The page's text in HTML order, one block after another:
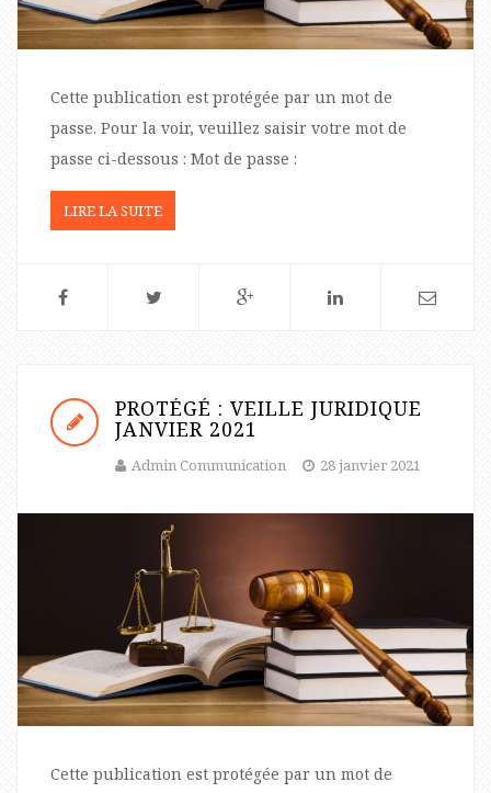
Cette publication est protégée par un mot de
passe. Pour la voir, veuillez saisir votre mot de
passe ci-dessous : Mot de passe :
LIRE LA SUITE
PROTÉGÉ : VEILLE JURIDIQUE
JANVIER 2021
Admin Communication 28 janvier 2021
Cette publication est protégée par un mot de